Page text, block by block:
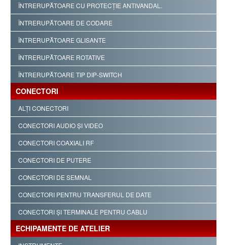
ÎNTRERUPĂTOARE CU PROTECŢIE ANTIVANDAL.
ÎNTRERUPĂTOARE DE CODARE
ÎNTRERUPĂTOARE GLISANTE
ÎNTRERUPĂTOARE ROTATIVE
ÎNTRERUPĂTOARE TIP DIP-SWITCH
CONECTORI
ALŢI CONECTORI
CONECTORI AUDIO ŞI VIDEO
CONECTORI COAXIALI RF
CONECTORI DE PUTERE
CONECTORI DE SEMNAL
CONECTORI PENTRU TRANSFERUL DE DATE
CONECTORI ŞI TERMINALE PENTRU CABLU
ECHIPAMENTE DE ATELIER